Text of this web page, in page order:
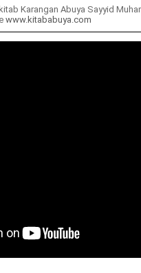
Karangan Abuya Sayyid
www.kitababuya.com